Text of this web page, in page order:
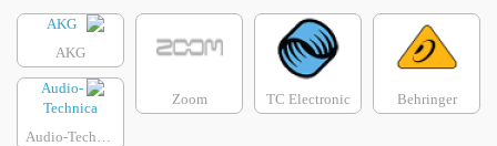
Behringer
TC Electronic
Zoom
AKG
Audio-Technica